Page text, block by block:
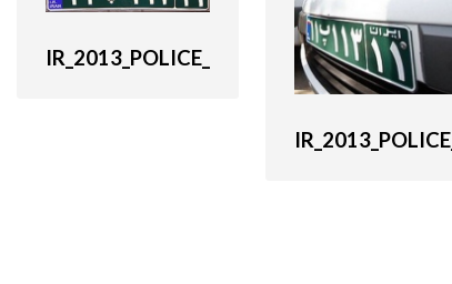
IR_2013_POLICE_
IR_2013_POLICE_